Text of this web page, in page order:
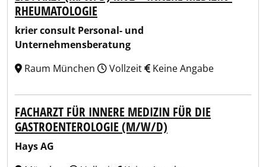
RHEUMATOLOGIE
krier consult Personal- und
Unternehmensberatung
Raum München
Vollzeit Keine Angabe
FACHARZT FÜR INNERE MEDIZIN FÜR DIE
GASTROENTEROLOGIE (M/W/D)
Hays AG